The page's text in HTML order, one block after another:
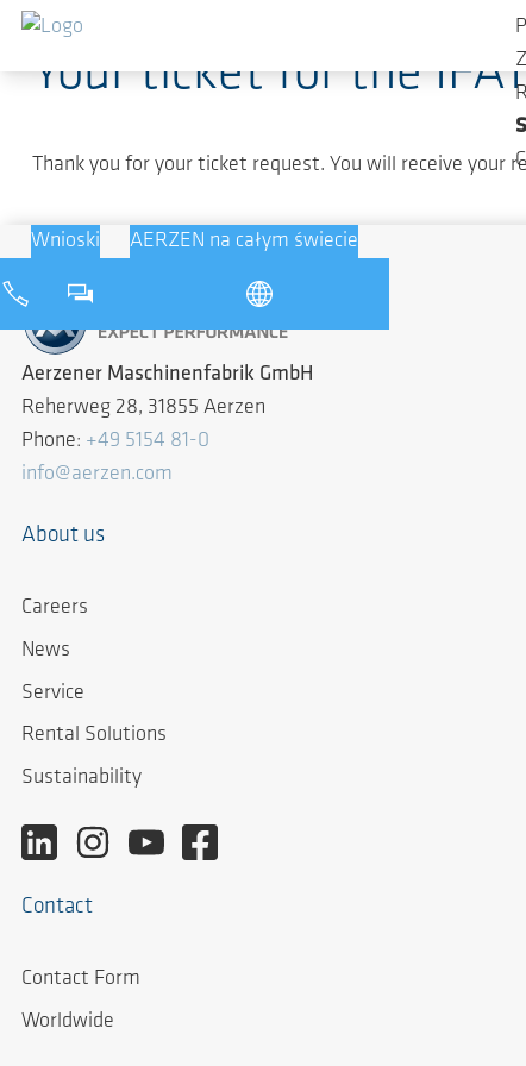
Przejdź do głównej zawartości
Your ticket for the
Thank you for your ticket request. You will receive your
Wnioski AERZEN na całym świecie
Aerzener Maschinenfabrik GmbH
Reherweg 28, 31855 Aerzen
Phone: +49 5154 81-0
info@aerzen.com
About us
Careers
News
Service
Rental Solutions
Sustainability
Contact
Contact Form
Worldwide